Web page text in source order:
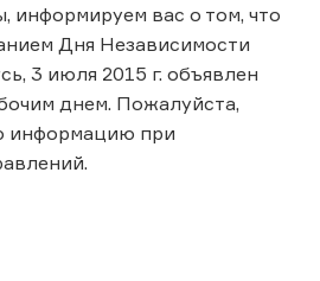
информируем вас о том, что
Дня Независимости
3 июля 2015 г. объявлен
днем. Пожалуйста,
информацию при